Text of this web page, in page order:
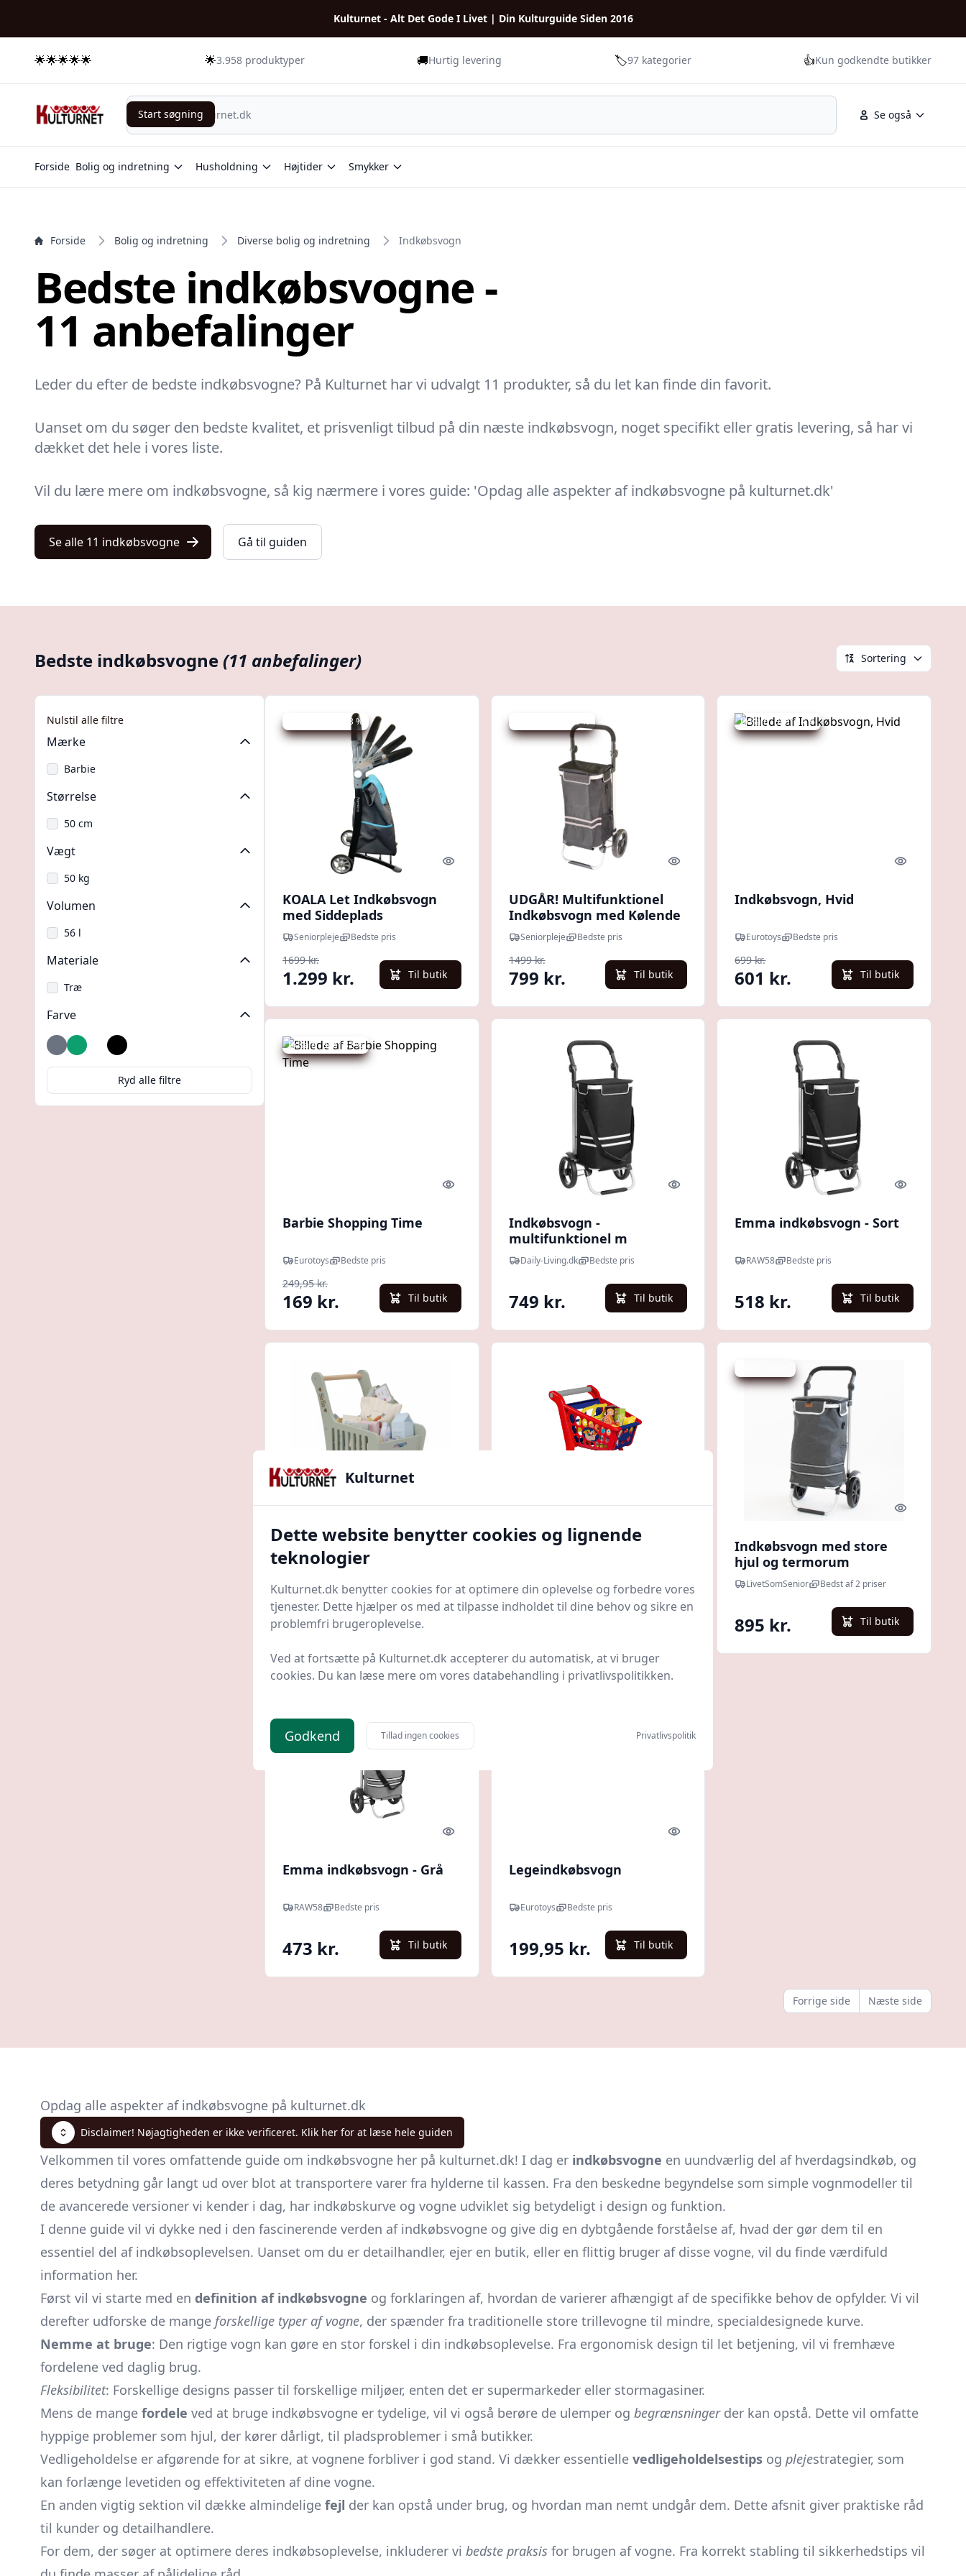
Kulturnet - Alt Det Gode I Livet | Din Kulturguide Siden 2016
🌟🌟🌟🌟🌟 🌟3.958 produktyper 🚚Hurtig levering 🏷️97 kategorier 👍Kun godkendte butikker
Se også
Start søgning
Start søgning
Forside Bolig og indretning Husholdning Højtider Smykker
Forside Bolig og indretning Diverse bolig og indretning Indkøbsvogn
Bedste indkøbsvogne -
11 anbefalinger
Leder du efter de bedste indkøbsvogne? På Kulturnet har vi udvalgt 11 produkter, så du let kan finde din favorit.
Uanset om du søger den bedste kvalitet, et prisvenligt tilbud på din næste indkøbsvogn, noget specifikt eller gratis levering, så har vi
dækket det hele i vores liste.
Vil du lære mere om indkøbsvogne, så kig nærmere i vores guide: 'Opdag alle aspekter af indkøbsvogne på kulturnet.dk'
Se alle 11 indkøbsvogne Gå til guiden
Bedste indkøbsvogne(11 anbefalinger) Sortering
Nulstil alle filtre
Mærke
Barbie
Størrelse
50 cm
Vægt
50 kg
Volumen
56 l
Materiale
Træ
Farve
GråGrøn HvidSort
Ryd alle filtre
Udsalg - spar 23 %
Quick look
KOALA Let Indkøbsvogn
med Siddeplads
Seniorpleje Bedste pris
1699 kr.
1.299 kr. Til butik
Udsalg - spar 46 %
Quick look
UDGÅR! Multifunktionel
Indkøbsvogn med Kølende
Termorum
Seniorpleje Bedste pris
1499 kr.
799 kr. Til butik
Udsalg - spar 14 %
Quick look
Indkøbsvogn, Hvid
Eurotoys Bedste pris
699 kr.
601 kr. Til butik
Udsalg - spar 32 %
Quick look
Barbie Shopping Time
Eurotoys Bedste pris
249,95 kr.
169 kr. Til butik
Quick look
Indkøbsvogn -
multifunktionel m
aftagelig skulder- og
køletaske - Opbevaring -
Daily-Living.dk Bedste pris
749 kr. Til butik
Quick look
Emma indkøbsvogn - Sort
RAW58 Bedste pris
518 kr. Til butik
Quick look
Indkøbsvogn med navn fra
Little Dutch
C.Centrum Bedste pris
595 kr. Til butik
Quick look
Junior Home - Min
Luxbaby.dk Bedste pris
Quick look
Indkøbsvogn med store
hjul og termorum
LivetSomSenior Bedst af 2 priser
895 kr. Til butik
Quick look
Emma indkøbsvogn - Grå
RAW58 Bedste pris
473 kr. Til butik
Quick look
Legeindkøbsvogn
Eurotoys Bedste pris
199,95 kr. Til butik
Forrige side Næste side
Opdag alle aspekter af indkøbsvogne på kulturnet.dk
Disclaimer! Nøjagtigheden er ikke verificeret. Klik her for at læse hele guiden
Velkommen til vores omfattende guide om indkøbsvogne her på kulturnet.dk! I dag er indkøbsvogne en uundværlig del af hverdagsindkøb, og
deres betydning går langt ud over blot at transportere varer fra hylderne til kassen. Fra den beskedne begyndelse som simple vognmodeller til
de avancerede versioner vi kender i dag, har indkøbskurve og vogne udviklet sig betydeligt i design og funktion.
I denne guide vil vi dykke ned i den fascinerende verden af indkøbsvogne og give dig en dybtgående forståelse af, hvad der gør dem til en
essentiel del af indkøbsoplevelsen. Uanset om du er detailhandler, ejer en butik, eller en flittig bruger af disse vogne, vil du finde værdifuld
information her.
Først vil vi starte med en definition af indkøbsvogne og forklaringen af, hvordan de varierer afhængigt af de specifikke behov de opfylder. Vi vil
derefter udforske de mange forskellige typer af vogne, der spænder fra traditionelle store trillevogne til mindre, specialdesignede kurve.
Nemme at bruge: Den rigtige vogn kan gøre en stor forskel i din indkøbsoplevelse. Fra ergonomisk design til let betjening, vil vi fremhæve
fordelene ved daglig brug.
Fleksibilitet: Forskellige designs passer til forskellige miljøer, enten det er supermarkeder eller stormagasiner.
Mens de mange fordele ved at bruge indkøbsvogne er tydelige, vil vi også berøre de ulemper og begrænsningerder kan opstå. Dette vil omfatte
hyppige problemer som hjul, der kører dårligt, til pladsproblemer i små butikker.
Vedligeholdelse er afgørende for at sikre, at vognene forbliver i god stand. Vi dækker essentielle vedligeholdelsestips og plejestrategier, som
kan forlænge levetiden og effektiviteten af dine vogne.
En anden vigtig sektion vil dække almindelige fejl der kan opstå under brug, og hvordan man nemt undgår dem. Dette afsnit giver praktiske råd
til kunder og detailhandlere.
For dem, der søger at optimere deres indkøbsoplevelse, inkluderer vi bedste praksis for brugen af vogne. Fra korrekt stabling til sikkerhedstips vil
Kulturnet
Dette website benytter cookies og lignende
teknologier
Kulturnet.dk benytter cookies for at optimere din oplevelse og forbedre vores
tjenester. Dette hjælper os med at tilpasse indholdet til dine behov og sikre en
problemfri brugeroplevelse.
Ved at fortsætte på Kulturnet.dk accepterer du automatisk, at vi bruger
cookies. Du kan læse mere om vores databehandling i privatlivspolitikken.
Godkend Tillad ingen cookies Privatlivspolitik